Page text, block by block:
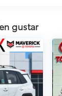
gustar